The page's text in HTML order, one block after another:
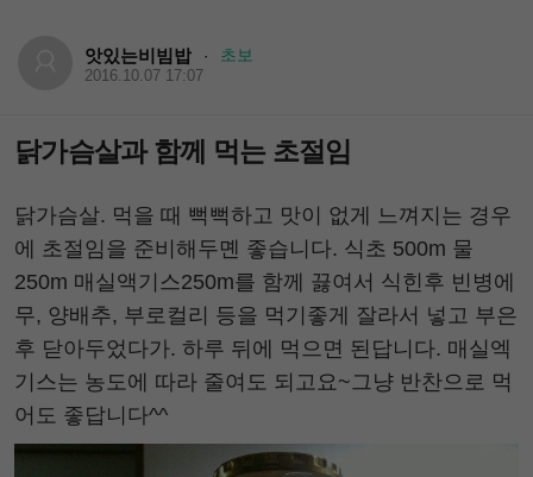
앗있는비빔밥 · 초보
2016.10.07 17:07
닭가슴살과 함께 먹는 초절임
닭가슴살. 먹을 때 뻑뻑하고 맛이 없게 느껴지는 경우
에 초절임을 준비해두몐 좋습니다. 식초 500m 물
250m 매실액기스250m를 함께 끓여서 식힌후 빈병에
무, 양배추, 부로컬리 등을 먹기좋게 잘라서 넣고 부은
후 닫아두었다가. 하루 뒤에 먹으면 된답니다. 매실엑
기스는 농도에 따라 줄여도 되고요~그냥 반찬으로 먹
어도 좋답니다^^